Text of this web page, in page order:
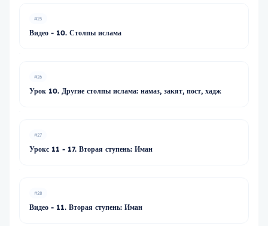
#25
Видео - 10. Столпы ислама
#26
Урок 10. Другие столпы ислама: намаз, закят, пост, хадж
#27
Урокс 11 - 17. Вторая ступень: Иман
#28
Видео - 11. Вторая ступень: Иман